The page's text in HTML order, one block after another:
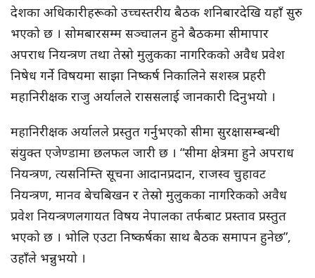
देशका अधिकारीहरूको उच्चस्तरीय बैठक शनिबारदेखि यहाँ सुरु
भएको छ । सोमबारसम्म सञ्चालन हुने बैठकमा सीमापार
अपराध नियन्त्रण तथा तेस्रो मुलुकका नागरिकको अवैध प्रवेश
निषेध गर्ने विषयमा साझा निष्कर्ष निकालिने सशस्त्र प्रहरी
महानिरीक्षक राजु अर्यालले राससलाई जानकारी दिनुभयो ।
महानिरीक्षक अर्यालले प्रस्तुत गर्नुभएको सीमा सुरक्षासम्बन्धी
संयुक्त एजेण्डामा छलफल जारी छ । “सीमा क्षेत्रमा हुने अपराध
नियन्त्रण, त्यसनिम्ति सूचना आदानप्रदान, राजस्व चुहावट
नियन्त्रण, मानव बेचबिखन र तेस्रो मुलुकका नागरिकको अवैध
प्रवेश नियन्त्रणलगायत विषय नेपालका तर्फबाट प्रस्ताव प्रस्तुत
भएको छ । भोलि एउटा निष्कर्षका साथ बैठक समापन हुनेछ”,
उहाँले भन्नुभयो ।